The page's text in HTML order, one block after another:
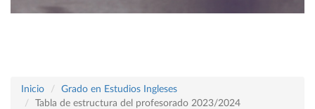
Inicio
Grado en Estudios Ingleses
Tabla de estructura del profesorado 2023/2024